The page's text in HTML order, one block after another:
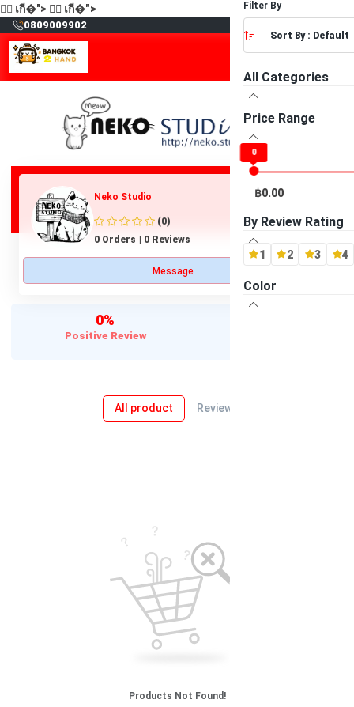
🙋‍♂️ เกี�"> 🙋‍♂️ เกี�">
0809009902
Neko Studio
(0)
0 Orders | 0 Reviews
Message
0%
Positive Review
All product Review
Filter By
Sort By : Default
All Categories
Price Range
0
฿0.00
By Review Rating
1 2 3 4
Color
Products Not Found!